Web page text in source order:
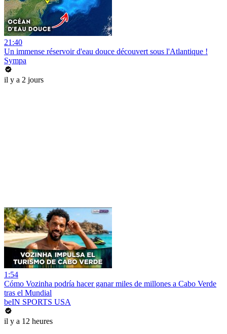
21:40
Un immense réservoir d'eau douce découvert sous l'Atlantique !
Sympa
il y a 2 jours
1:54
Cómo Vozinha podría hacer ganar miles de millones a Cabo Verde
tras el Mundial
beIN SPORTS USA
il y a 12 heures